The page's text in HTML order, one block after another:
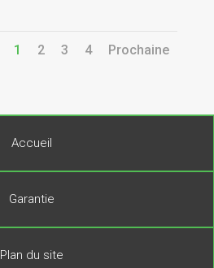
1 2 3 4 Prochaine
Accueil
Garantie
Plan du site